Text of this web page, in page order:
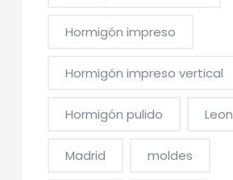
Hormigón impreso
Hormigón impreso vertical
Hormigón pulido Leon
Madrid moldes